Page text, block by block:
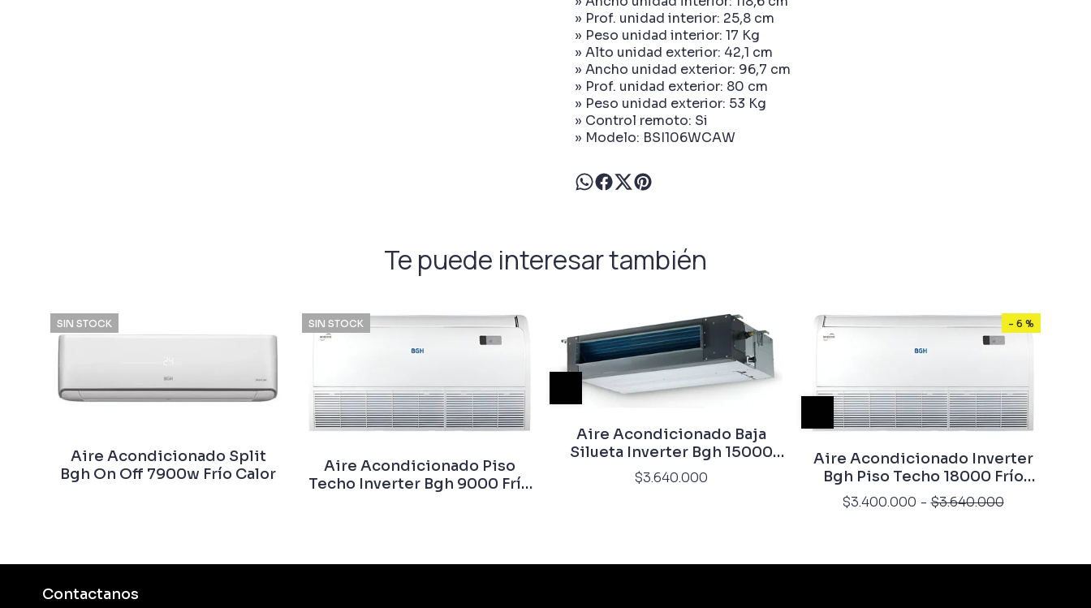
» Prof. unidad interior: 25,8 cm
» Peso unidad interior: 17 Kg
» Alto unidad exterior: 42,1 cm
» Ancho unidad exterior: 96,7 cm
» Prof. unidad exterior: 80 cm
» Peso unidad exterior: 53 Kg
» Control remoto: Si
» Modelo: BSI106WCAW
Te puede interesar también
SIN STOCK
Aire Acondicionado Split
Bgh On Off 7900w Frío Calor
SIN STOCK
Aire Acondicionado Piso
Techo Inverter Bgh 9000 Frío
Aire Acondicionado Baja
Silueta Inverter Bgh 15000
Frío Calor
$3.640.000
- 6 %
Aire Acondicionado Inverter
Bgh Piso Techo 18000 Frío
Calor
$3.400.000 - $3.640.000
Contactanos